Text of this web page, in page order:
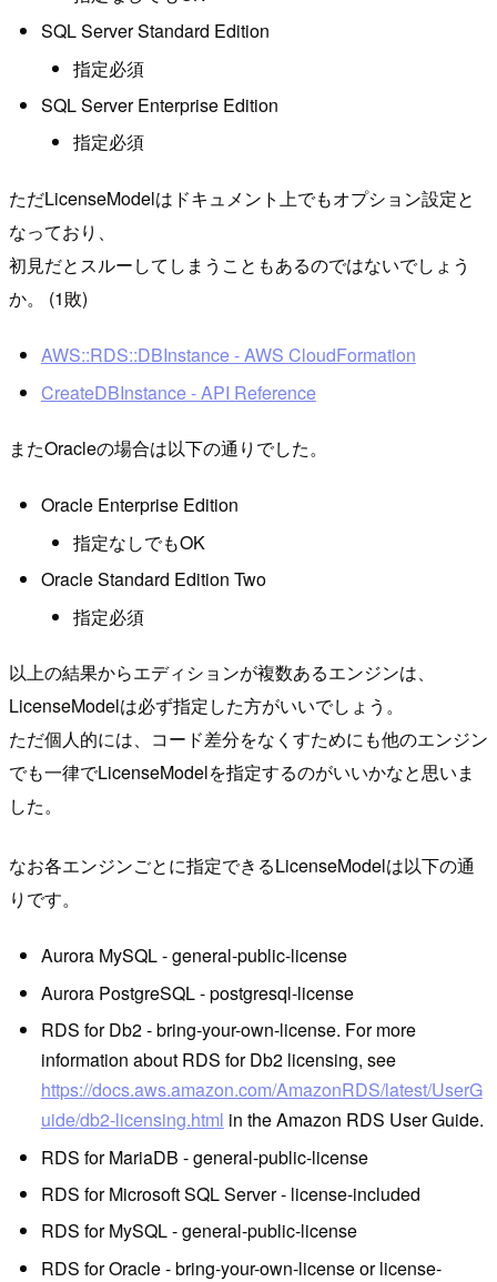
SQL Server Standard Edition
指定必須
SQL Server Enterprise Edition
指定必須
ただLicenseModelはドキュメント上でもオプション設定と
なっており、
初見だとスルーしてしまうこともあるのではないでしょう
か。 (1敗)
AWS::RDS::DBInstance - AWS CloudFormation
CreateDBInstance - API Reference
またOracleの場合は以下の通りでした。
Oracle Enterprise Edition
指定なしでもOK
Oracle Standard Edition Two
指定必須
以上の結果からエディションが複数あるエンジンは、
LicenseModelは必ず指定した方がいいでしょう。
ただ個人的には、コード差分をなくすためにも他のエンジン
でも一律でLicenseModelを指定するのがいいかなと思いま
した。
なお各エンジンごとに指定できるLicenseModelは以下の通
りです。
Aurora MySQL - general-public-license
Aurora PostgreSQL - postgresql-license
RDS for Db2 - bring-your-own-license. For more
information about RDS for Db2 licensing, see
https://docs.aws.amazon.com/AmazonRDS/latest/UserG
uide/db2-licensing.html in the Amazon RDS User Guide.
RDS for MariaDB - general-public-license
RDS for Microsoft SQL Server - license-included
RDS for MySQL - general-public-license
RDS for Oracle - bring-your-own-license or license-